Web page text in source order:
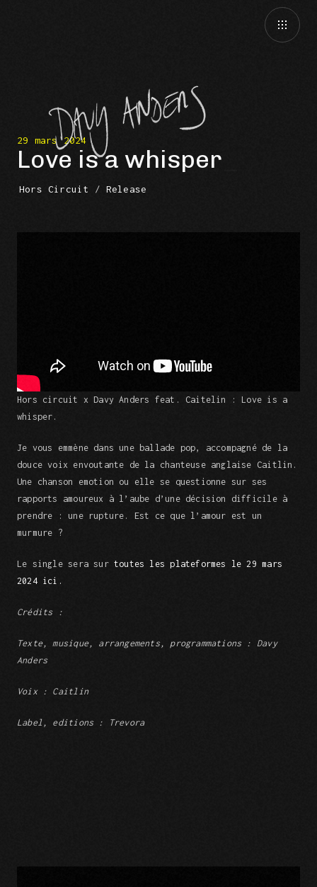
29 mars 2024
Love is a whisper
Hors Circuit / Release
Hors circuit x Davy Anders feat. Caitelin : Love is a
whisper.
Je vous emmène dans une ballade pop, accompagné de la
douce voix envoutante de la chanteuse anglaise Caitlin.
Une chanson emotion ou elle se questionne sur ses
rapports amoureux à l’aube d’une décision difficile à
prendre : une rupture. Est ce que l’amour est un
murmure ?
Le single sera surtoutes les plateformes le 29 mars
2024 ici.
Crédits :
Texte, musique, arrangements, programmations : Davy
Anders
Voix : Caitlin
Label, editions : Trevora